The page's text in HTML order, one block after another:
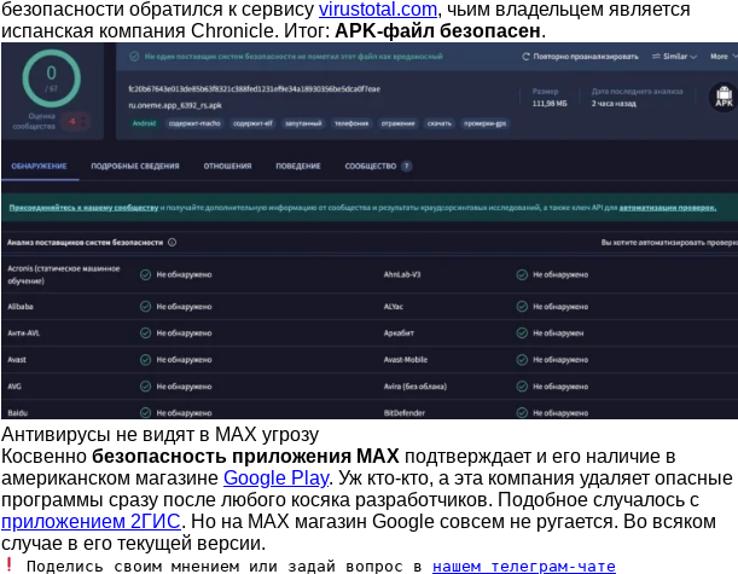
безопасности обратился к сервису virustotal.com, чьим владельцем является
испанская компания Chronicle. Итог: APK-файл безопасен.
Антивирусы не видят в MAX угрозу
Косвенно безопасность приложения MAX подтверждает и его наличие в
американском магазине Google Play. Уж кто-кто, а эта компания удаляет опасные
программы сразу после любого косяка разработчиков. Подобное случалось с
приложением 2ГИС. Но на MAX магазин Google совсем не ругается. Во всяком
случае в его текущей версии.
Поделись своим мнением или задай вопрос в нашем телеграм-чате